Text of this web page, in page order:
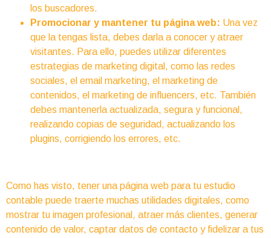
los buscadores.
Promocionar y mantener tu página web: Una vez
que la tengas lista, debes darla a conocer y atraer
visitantes. Para ello, puedes utilizar diferentes
estrategias de marketing digital, como las redes
sociales, el email marketing, el marketing de
contenidos, el marketing de influencers, etc. También
debes mantenerla actualizada, segura y funcional,
realizando copias de seguridad, actualizando los
plugins, corrigiendo los errores, etc.
Como has visto, tener una página web para tu estudio
contable puede traerte muchas utilidades digitales, como
mostrar tu imagen profesional, atraer más clientes, generar
contenido de valor, captar datos de contacto y fidelizar a tus